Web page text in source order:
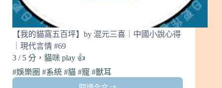
【我的貓窩五百坪】by 混元三喜｜中國小說心得
｜現代言情 #69
3 / 5 分，貓咪 play 👍
#娛樂圈 #系統 #貓 #寵 #獸耳